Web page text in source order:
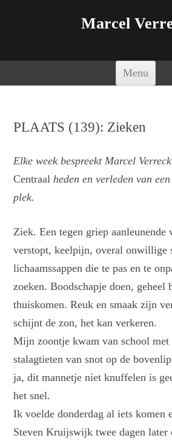
Marcel
Menu
PLAATS (139): Zieken
Elke week bespreekt Marcel
Centraal heden en verleden van
plek.
Ziek. Een tegen griep
verstopt, keelpijn, overal onwillige
lichaamssappen die te pas en te
zoeken. Boodschapje doen, geheel
thuiskomen. Reuk en smaak zijn
schijnt de zon, het kan verkeren.
Mijn zoontje kwam van school met
stalagtieten van snot op de
ja, dit mannetje niet knuffelen is
het snel.
Ik voelde donderdag al iets komen
Steven Kruijswijk twee dagen later